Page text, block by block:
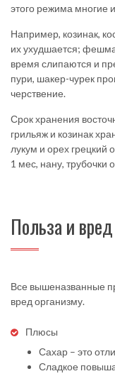
этого режима многие
Например, козинак,
их ухудшается;
время слипаются и
пури, шакер-чурек
черствение.
Срок хранения
грильяж и козинак
лукум и орех грецкий
1 мес, нану, трубочки
Польза и
Все вышеназванные
вред организму.
Плюсы
Сахар – это
Сладкое